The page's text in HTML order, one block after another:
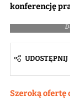
konferencję
UDOSTĘPNIJ
Szeroką ofertę